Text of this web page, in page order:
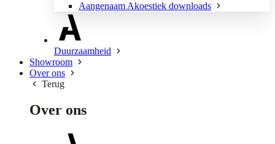
Aangenaam Akoestiek downloads
Duurzaamheid
Showroom
Over ons
Terug
Over ons